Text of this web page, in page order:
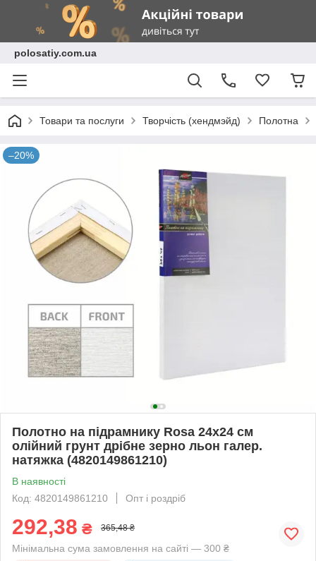
polosatiy.com.ua
Товари та послуги Творчість (хендмэйд) Полотна
–20%
Полотно на підрамнику Rosa 24x24 см
олійний грунт дрібне зерно льон галер.
натяжка (4820149861210)
В наявності
Код: 4820149861210
Опт і роздріб
292,38 ₴ 365,48 ₴
Мінімальна сума замовлення на сайті — 300 ₴